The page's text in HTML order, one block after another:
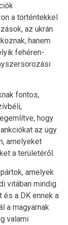
a történtekkel
az ukrán
hanem
fehéren-
fontos,
hogy
az ügy
amelyeket
a területéről.
amelyek
vitában mindig
és a DK ennek a
a magyarnak
valami